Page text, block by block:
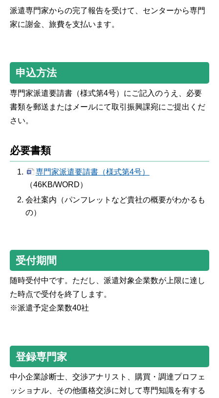
派遣専門家からの完了報告を受けて、センターから専門
家に謝金、旅費を支払います。
申込方法
専門家派遣要請書（様式第4号）にご記入のうえ、必要
書類を郵送またはメールにて取引振興課宛にご提出くだ
さい。
必要書類
専門家派遣要請書（様式第4号）
（46KB/WORD）
会社案内（パンフレットなど貴社の概要がわかるも
の）
受付期間
随時受付中です。ただし、派遣対象企業数が上限に達し
た時点で受付を終了します。
※派遣予定企業数40社
登録専門家
中小企業診断士、交渉アナリスト、購買・調達プロフェ
ッショナル、その他価格交渉に対して専門知識を有する